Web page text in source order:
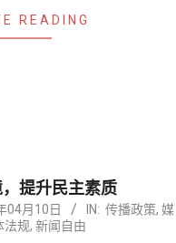
READING
提升民主素质
04月10日 IN: 传播政策, 媒
法规, 新闻自由